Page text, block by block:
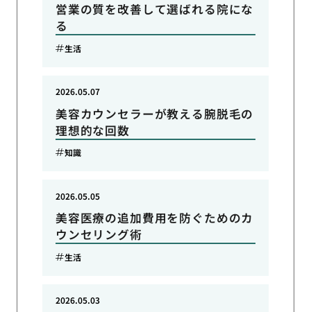
営業の質を改善して選ばれる院にな
る
生活
美容カウンセラーが教える腕脱毛の
理想的な回数
2026.05.07
知識
美容医療の追加費用を防ぐためのカ
ウンセリング術
2026.05.05
生活
2026.05.03